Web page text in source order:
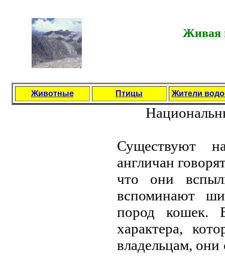
Живая
Животные Птицы Жители
Сущeствуют
англичан
что они
вспоминают
пород кошeк.
характeра,
владeльцам, они